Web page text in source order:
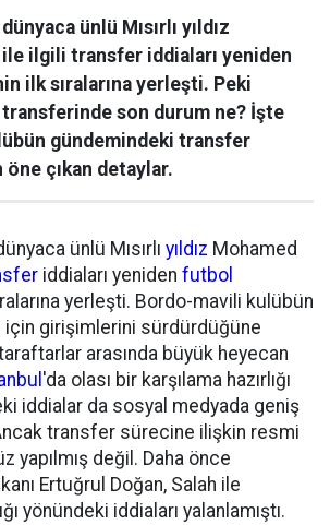
ünlü Mısırlı yıldız
ile ilgili transfer iddiaları yeniden
ilk sıralarına yerleşti. Peki
transferinde son durum ne? İşte
gündemindeki transfer
öne çıkan detaylar.
ünlü Mısırlı yıldız Mohamed
iddiaları yeniden futbol
yerleşti. Bordo-mavili kulübün
girişimlerini sürdürdüğüne
arasında büyük heyecan
'da olası bir karşılama hazırlığı
iddialar da sosyal medyada geniş
Ancak transfer sürecine ilişkin resmi
yapılmış değil. Daha önce
Ertuğrul Doğan, Salah ile
yönündeki iddiaları yalanlamıştı.